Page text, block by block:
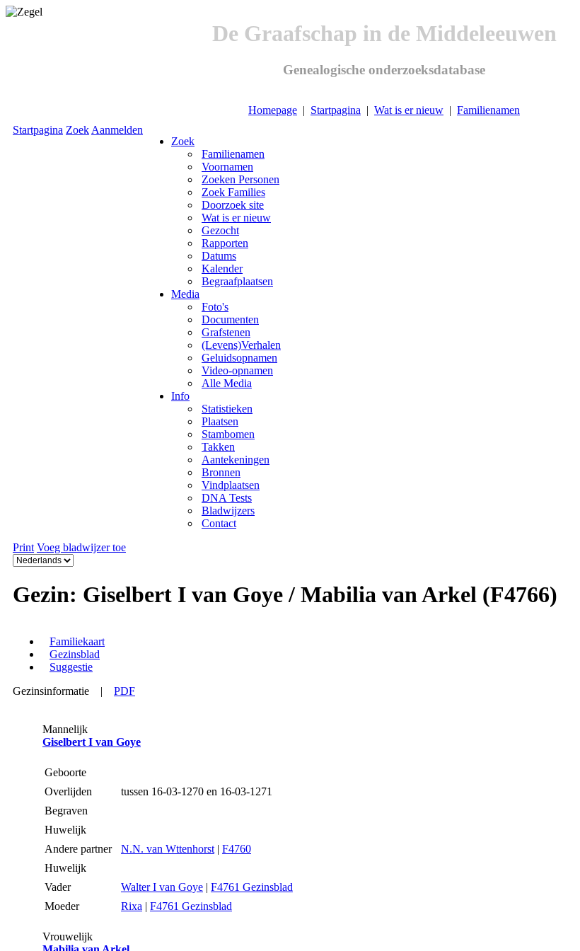
De Graafschap in de Middeleeuwen
Genealogische onderzoeksdatabase
Homepage | Startpagina | Wat is er nieuw | Familienamen
Startpagina Zoek Aanmelden
Zoek
Familienamen
Voornamen
Zoeken Personen
Zoek Families
Doorzoek site
Wat is er nieuw
Gezocht
Rapporten
Datums
Kalender
Begraafplaatsen
Media
Foto's
Documenten
Grafstenen
(Levens)Verhalen
Geluidsopnamen
Video-opnamen
Alle Media
Info
Statistieken
Plaatsen
Stambomen
Takken
Aantekeningen
Bronnen
Vindplaatsen
DNA Tests
Bladwijzers
Contact
Print Voeg bladwijzer toe
Gezin: Giselbert I van Goye / Mabilia van Arkel (F4766)
Familiekaart
Gezinsblad
Suggestie
Gezinsinformatie | PDF
Mannelijk
Giselbert I van Goye
Geboorte
Overlijden
tussen 16-03-1270 en 16-03-1271
Begraven
Huwelijk
Andere partner
N.N. van Wttenhorst| F4760
Huwelijk
Vader
Walter I van Goye | F4761 Gezinsblad
Moeder
Rixa | F4761 Gezinsblad
Vrouwelijk